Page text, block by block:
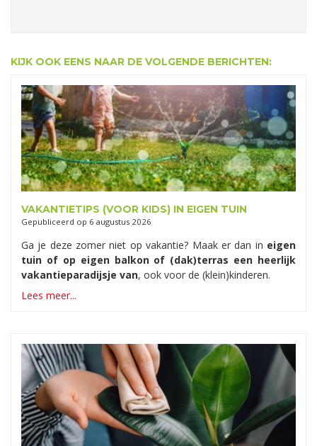
KIJK OOK EENS NAAR DE VOLGENDE BERICHTEN:
VAKANTIETIPS (VOOR KIDS) IN EIGEN TUIN
Gepubliceerd op 6 augustus 2026
Ga je deze zomer niet op vakantie? Maak er dan in eigen
tuin of op eigen balkon of (dak)terras een heerlijk
vakantieparadijsje van, ook voor de (klein)kinderen.
Lees meer...